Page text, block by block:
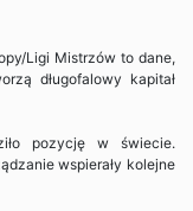
Ligi Mistrzów to dane,
długofalowy kapitał
pozycję w świecie.
wspierały kolejne